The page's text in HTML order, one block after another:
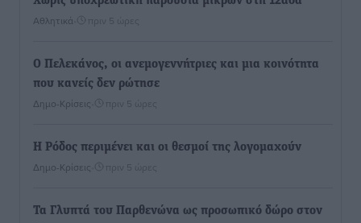
Αθλητικά πριν 5 ώρες
Ο Πελεκάνος, οι ανεμογεννήτριες και μια κοινότητα
που κανείς δεν ρώτησε
Δημο-Κρίσεις πριν 5 ώρες
Η Ρόδος περιμένει και οι θεσμοί της λογομαχούν
Δημο-Κρίσεις πριν 5 ώρες
Τα Γλυπτά του Παρθενώνα ως προσωπικό δώρο στον